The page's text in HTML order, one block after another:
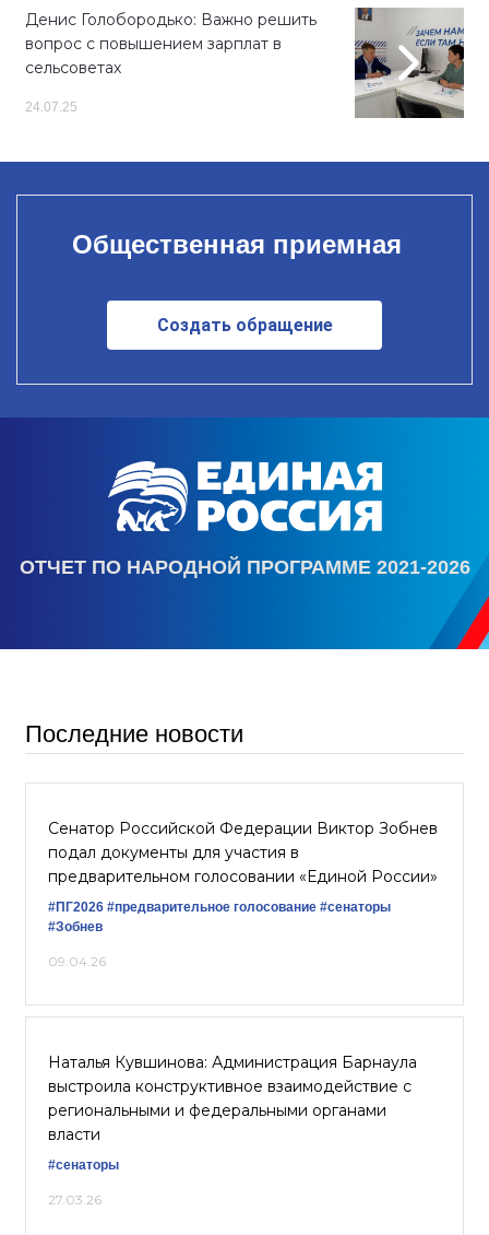
Денис Голобородько: Важно решить
вопрос с повышением зарплат в
сельсоветах
24.07.25
Общественная приемная
Создать обращение
ОТЧЕТ ПО НАРОДНОЙ ПРОГРАММЕ 2021-2026
Последние новости
Сенатор Российской Федерации Виктор Зобнев
подал документы для участия в
предварительном голосовании «Единой России»
#ПГ2026 #предварительное голосование #сенаторы
#Зобнев
09.04.26
Наталья Кувшинова: Администрация Барнаула
выстроила конструктивное взаимодействие с
региональными и федеральными органами
власти
#сенаторы
27.03.26